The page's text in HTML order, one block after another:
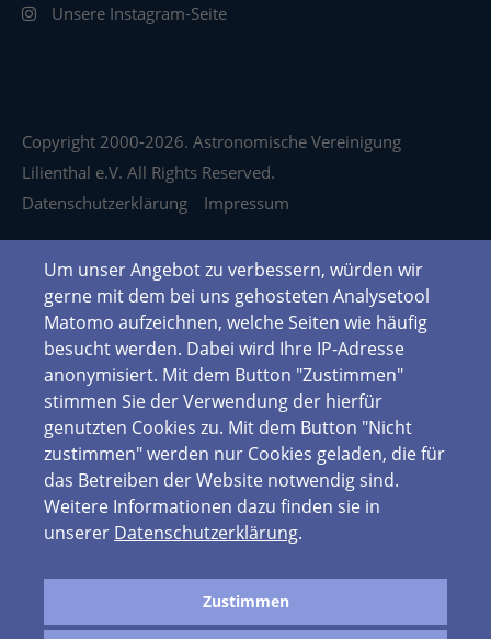
Unsere Instagram-Seite
Copyright 2000-2026. Astronomische Vereinigung
Lilienthal e.V. All Rights Reserved.
Datenschutzerklärung
Impressum
Um unser Angebot zu verbessern, würden wir
gerne mit dem bei uns gehosteten Analysetool
Matomo aufzeichnen, welche Seiten wie häufig
besucht werden. Dabei wird Ihre IP-Adresse
anonymisiert. Mit dem Button "Zustimmen"
stimmen Sie der Verwendung der hierfür
genutzten Cookies zu. Mit dem Button "Nicht
zustimmen" werden nur Cookies geladen, die für
das Betreiben der Website notwendig sind.
Weitere Informationen dazu finden sie in
unserer Datenschutzerklärung.
Zustimmen